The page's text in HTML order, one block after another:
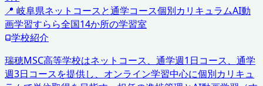
📍 岐阜県ネットコースと通学コース個別カリキュラムAI動
画学習すらら全国14か所の学習室
学校紹介
瑞穂MSC高等学校はネットコース、通学週1日コース、通学
週3日コースを提供し、オンライン学習中心に個別カリキュ